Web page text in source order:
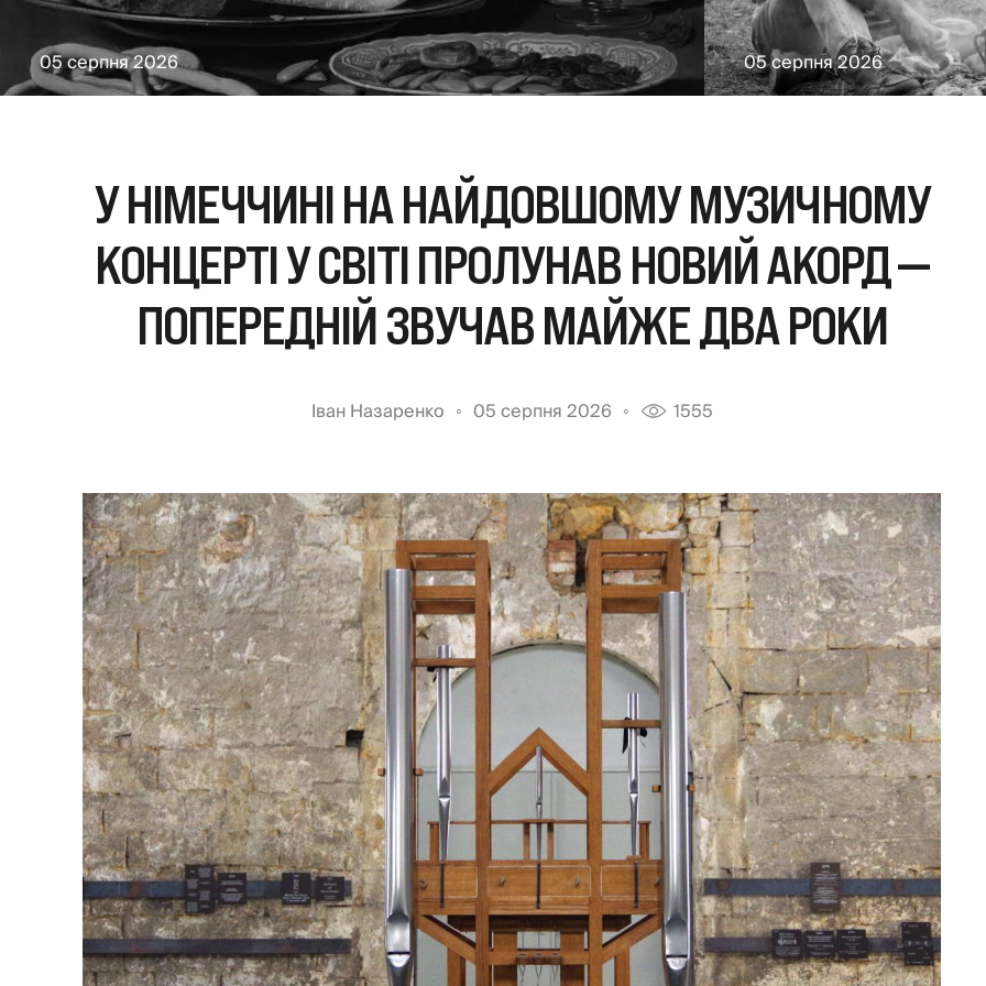
05 серпня 2026 05 серпня 2026
У НІМЕЧЧИНІ НА НАЙДОВШОМУ МУЗИЧНОМУ
КОНЦЕРТІ У СВІТІ ПРОЛУНАВ НОВИЙ АКОРД —
ПОПЕРЕДНІЙ ЗВУЧАВ МАЙЖЕ ДВА РОКИ
Іван Назаренко 05 серпня 2026 1555